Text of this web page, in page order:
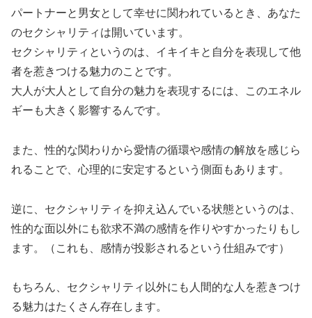
パートナーと男女として幸せに関われているとき、あなた
のセクシャリティは開いています。
セクシャリティというのは、イキイキと自分を表現して他
者を惹きつける魅力のことです。
大人が大人として自分の魅力を表現するには、このエネル
ギーも大きく影響するんです。
また、性的な関わりから愛情の循環や感情の解放を感じら
れることで、心理的に安定するという側面もあります。
逆に、セクシャリティを抑え込んでいる状態というのは、
性的な面以外にも欲求不満の感情を作りやすかったりもし
ます。（これも、感情が投影されるという仕組みです）
もちろん、セクシャリティ以外にも人間的な人を惹きつけ
る魅力はたくさん存在します。